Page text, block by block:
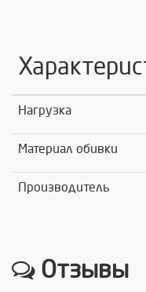
Нагрузка
Материал обивки
Производитель
Отзывы